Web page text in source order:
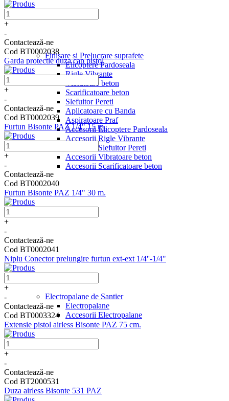
Finisare si Prelucrare suprafete
Elicoptere Pardoseala
Rigle Vibrante
Vibratoare beton
Scarificatoare beton
Slefuitor Pereti
Aplicatoare cu Banda
Aspiratoare Praf
Accesorii Elicoptere Pardoseala
Accesorii Rigle Vibrante
Accesorii Slefuitor Pereti
Accesorii Vibratoare beton
Accesorii Scarificatoare beton
Electropalane de Santier
Electropalane
Accesorii Electropalane
+
-
Contactează-ne
Cod BT0002038
Garda protectie duza cap pistol
+
-
Contactează-ne
Cod BT0002039
Furtun Bisonte PAZ 1/4" 15 m.
+
-
Contactează-ne
Cod BT0002040
Furtun Bisonte PAZ 1/4" 30 m.
+
-
Contactează-ne
Cod BT0002041
Niplu Conector prelungire furtun ext-ext 1/4''-1/4"
+
-
Contactează-ne
Cod BT0003324
Extensie pistol airless Bisonte PAZ 75 cm.
+
-
Contactează-ne
Cod BT2000531
Duza airless Bisonte 531 PAZ